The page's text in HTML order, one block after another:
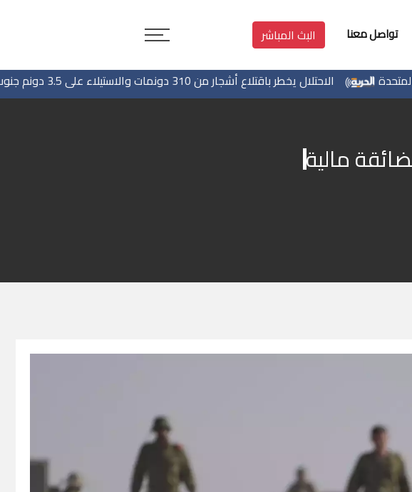
تواصل معنا البث المباشر
الاحتلال يخطر باقتلاع أشجار من 310 دونمات والاستيلاء على 3.5 دونم جنوب جنين
مالية